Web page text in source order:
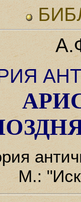
М.: